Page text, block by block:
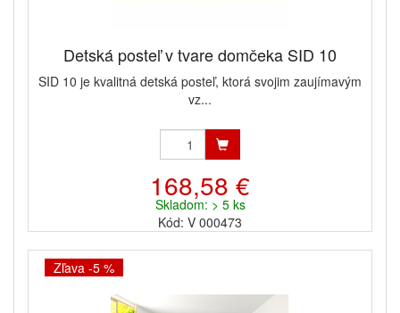
Detská posteľ v tvare domčeka SID 10
SID 10 je kvalitná detská posteľ, ktorá svojim zaujímavým
vz...
168,58 €
Skladom: > 5 ks
Kód: V 000473
Zľava -5 %